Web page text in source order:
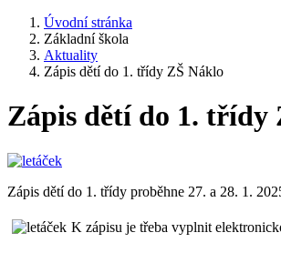
Úvodní stránka
Základní škola
Aktuality
Zápis dětí do 1. třídy ZŠ Náklo
Zápis dětí do 1. třídy
Zápis dětí do 1. třídy proběhne 27. a 28. 1.
K zápisu je třeba vyplnit